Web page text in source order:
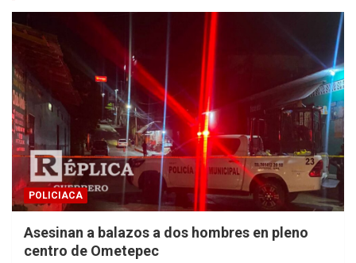
POLICIACA
Asesinan a balazos a dos hombres en pleno
centro de Ometepec